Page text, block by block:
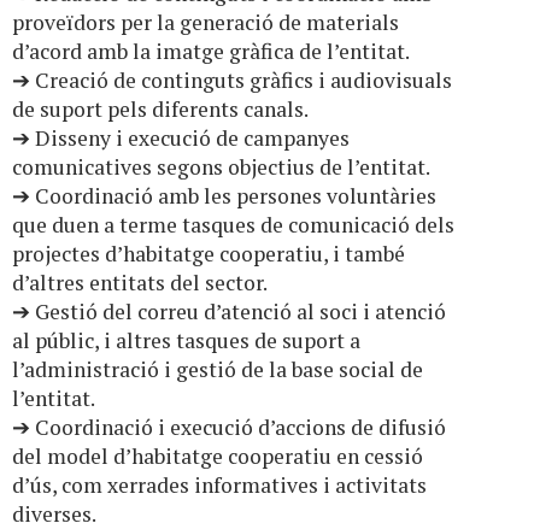
proveïdors per la generació de materials
d’acord amb la imatge gràfica de l’entitat.
➔ Creació de continguts gràfics i audiovisuals
de suport pels diferents canals.
➔ Disseny i execució de campanyes
comunicatives segons objectius de l’entitat.
➔ Coordinació amb les persones voluntàries
que duen a terme tasques de comunicació dels
projectes d’habitatge cooperatiu, i també
d’altres entitats del sector.
➔ Gestió del correu d’atenció al soci i atenció
al públic, i altres tasques de suport a
l’administració i gestió de la base social de
l’entitat.
➔ Coordinació i execució d’accions de difusió
del model d’habitatge cooperatiu en cessió
d’ús, com xerrades informatives i activitats
diverses.